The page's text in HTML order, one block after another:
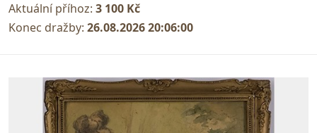
Aktuální příhoz: 3 100 Kč
Konec dražby: 26.08.2026 20:06:00